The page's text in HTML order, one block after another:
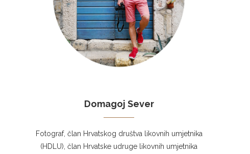
Domagoj Sever
Fotograf, član Hrvatskog društva likovnih umjetnika
(HDLU), član Hrvatske udruge likovnih umjetnika